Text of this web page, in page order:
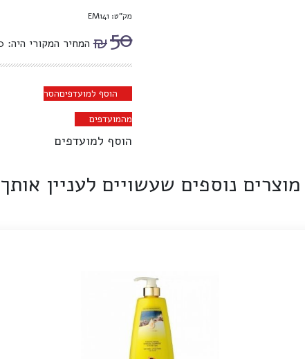
מק"ט: EM141
₪50 המחיר המקורי היה: ₪50.
הוסף למועדפיםהסר
מהמועדפים
הוסף למועדפים
מוצרים נוספים שעשויים לעניין אותך